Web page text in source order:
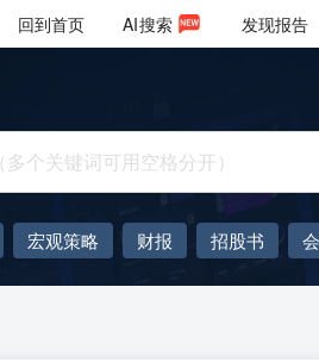
回到首页 AI搜索 发现报告
宏观策略 财报 招股书
AIGC
大模型